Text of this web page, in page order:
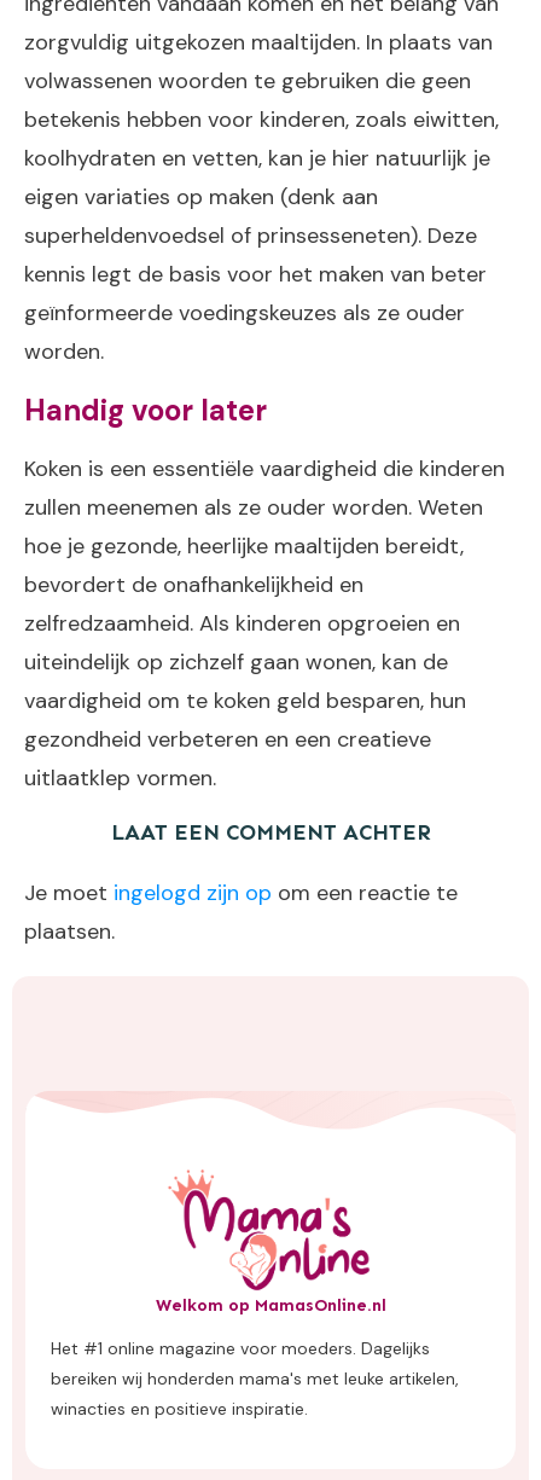
zorgvuldig uitgekozen maaltijden. In plaats van
volwassenen woorden te gebruiken die geen
betekenis hebben voor kinderen, zoals eiwitten,
koolhydraten en vetten, kan je hier natuurlijk je
eigen variaties op maken (denk aan
superheldenvoedsel of prinsesseneten). Deze
kennis legt de basis voor het maken van beter
geïnformeerde voedingskeuzes als ze ouder
worden.
Handig voor later
Koken is een essentiële vaardigheid die kinderen
zullen meenemen als ze ouder worden. Weten
hoe je gezonde, heerlijke maaltijden bereidt,
bevordert de onafhankelijkheid en
zelfredzaamheid. Als kinderen opgroeien en
uiteindelijk op zichzelf gaan wonen, kan de
vaardigheid om te koken geld besparen, hun
gezondheid verbeteren en een creatieve
uitlaatklep vormen.
LAAT EEN COMMENT ACHTER
Je moet ingelogd zijn op om een reactie te
plaatsen.
Welkom op MamasOnline.nl
Het #1 online magazine voor moeders. Dagelijks
bereiken wij honderden mama's met leuke artikelen,
winacties en positieve inspiratie.